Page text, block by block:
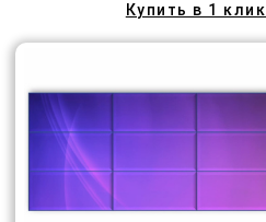
Купить в 1 клик